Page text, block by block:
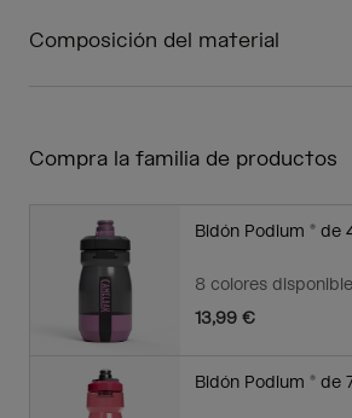
Composición del material
Compra la familia de productos
Bidón Podium ® de
8 colores
13,99 €
Bidón Podium ® de